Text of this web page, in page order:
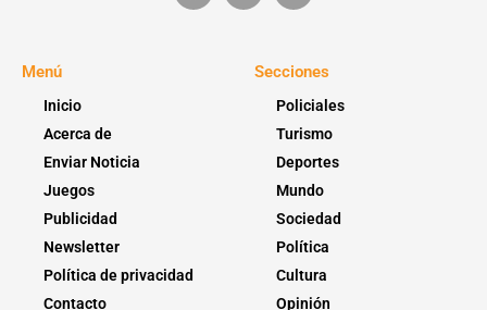
Menú
Inicio
Acerca de
Enviar Noticia
Juegos
Publicidad
Newsletter
Política de privacidad
Contacto
Secciones
Policiales
Turismo
Deportes
Mundo
Sociedad
Política
Cultura
Opinión